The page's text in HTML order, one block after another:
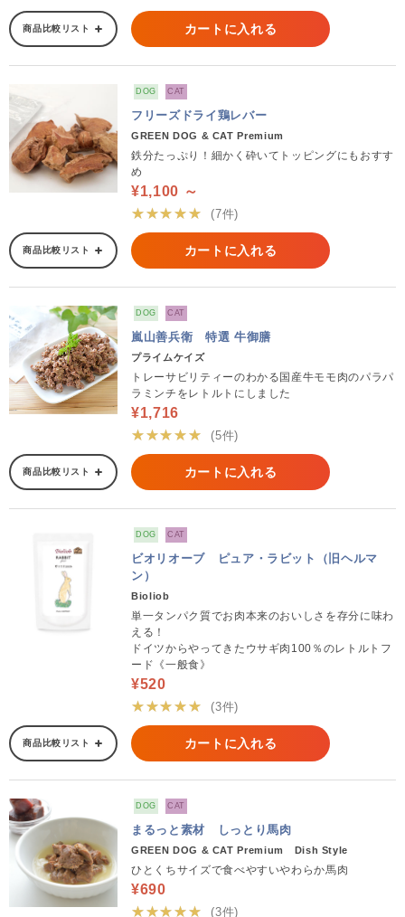
商品比較リスト カートに入れる
DOG CAT
フリーズドライ鶏レバー
GREEN DOG & CAT Premium
鉄分たっぷり！細かく砕いてトッピングにもおすす
め
¥1,100 ～
★★★★★
(7件)
商品比較リスト カートに入れる
DOG CAT
嵐山善兵衛 特選 牛御膳
プライムケイズ
トレーサビリティーのわかる国産牛モモ肉のパラパ
ラミンチをレトルトにしました
¥1,716
★★★★★
(5件)
商品比較リスト カートに入れる
DOG CAT
ビオリオーブ ピュア・ラビット（旧ヘルマ
ン）
Bioliob
単一タンパク質でお肉本来のおいしさを存分に味わ
える！
ドイツからやってきたウサギ肉100％のレトルトフ
ード《一般食》
¥520
★★★★★
(3件)
商品比較リスト カートに入れる
DOG CAT
まるっと素材 しっとり馬肉
GREEN DOG & CAT Premium Dish Style
ひとくちサイズで食べやすいやわらか馬肉
¥690
★★★★★
(3件)